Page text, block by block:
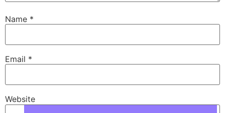
Name *
Email *
Website